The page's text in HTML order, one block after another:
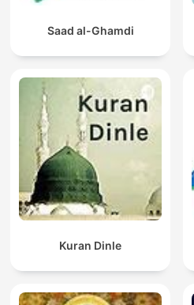
Saad al-Ghamdi
Kuran Dinle